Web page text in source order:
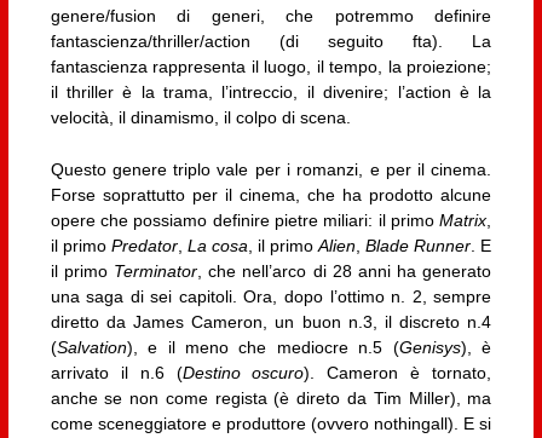
genere/fusion di generi, che potremmo definire
fantascienza/thriller/action (di seguito fta). La
fantascienza rappresenta il luogo, il tempo, la proiezione;
il thriller è la trama, l’intreccio, il divenire; l’action è la
velocità, il dinamismo, il colpo di scena.
Questo genere triplo vale per i romanzi, e per il cinema.
Forse soprattutto per il cinema, che ha prodotto alcune
opere che possiamo definire pietre miliari: il primoMatrix
il primo Predator, La cosa , il primoAlien ,Blade Runner . E
il primo Terminator , che nell’arco di 28 anni ha generato
una saga di sei capitoli. Ora, dopo l’ottimo n. 2, sempre
diretto da James Cameron, un buon n.3, il discreto n.4
(Salvation), e il meno che mediocre n.5 (Genisys), è
arrivato il n.6 (Destino oscuro). Cameron è tornato,
anche se non come regista (è direto da Tim Miller), ma
come sceneggiatore e produttore (ovvero nothingall). E si